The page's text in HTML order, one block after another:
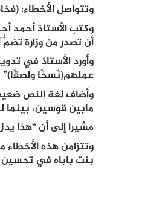
وتتواصل الأخطاء:
وكتب الأستاذ أحمد
أن تصدر من وزارة تضمُّ
وأورد الأستاذ في
عملهم(نَسخًا ولصقًا)”
وأضاف لغة النص
مابين قوسين،
مشيرا إلى أن “هذا
وتتزامن هذه الأخطاء
بنت باباه في تحسين